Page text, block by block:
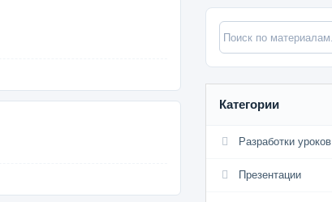
Категории
Разработки уроков
Презентации